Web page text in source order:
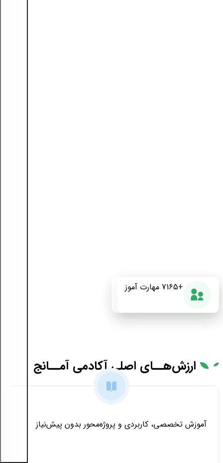
+175 دوره آموزشی 87% رضایت از دوره +7165 مهارت آموز
ارزش‌هــای اصلی آکادمی آمــانج
آموزش تخصصی، کاربردی و پروژه‌محور بدون پیش‌نیاز